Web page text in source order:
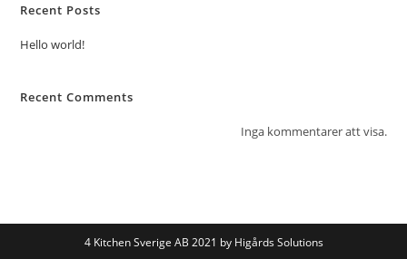
Recent Posts
Hello world!
Recent Comments
Inga kommentarer att visa.
4 Kitchen Sverige AB 2021 by Higårds Solutions